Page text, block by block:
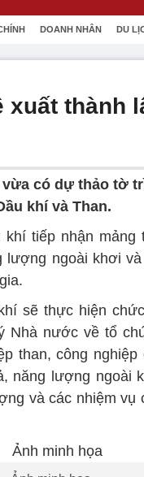
DOANH NHÂN DU
thành
có dự thảo tờ
khí và Than.
tiếp nhận
lượng ngoài khơi
sẽ thực hiện
Nhà nước về tổ
than, công
năng lượng ngoài
và các nhiệm